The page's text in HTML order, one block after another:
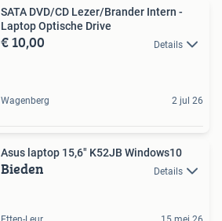
SATA DVD/CD Lezer/Brander Intern -
Laptop Optische Drive
€ 10,00 Details
Wagenberg 2 jul 26
Asus laptop 15,6" K52JB Windows10
Bieden Details